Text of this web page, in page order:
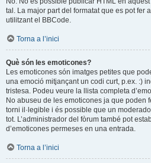
tal. La major part del formatat que es pot fer
utilitzant el BBCode.
Torna a l’inici
Què són les emoticones?
Les emoticones són imatges petites que
una emoció mitjançant un codi curt, p.ex. :)
tristesa. Podeu veure la llista completa
No abuseu de les emoticones ja que poden
torni il·legible i és possible que un
tot. L’administrador del fòrum també pot
d’emoticones permeses en una entrada.
Torna a l’inici